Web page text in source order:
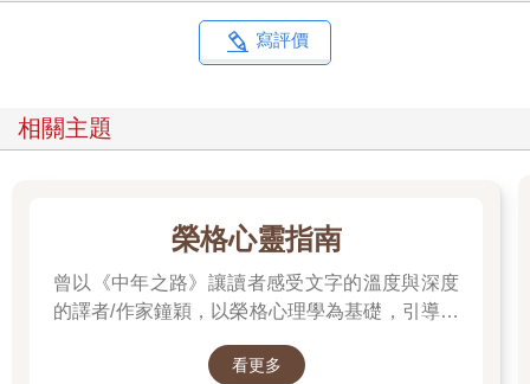
寫評價
相關主題
榮格心靈指南
曾以《中年之路》讓讀者感受文字的溫度與深度
的譯者/作家鐘穎，以榮格心理學為基礎，引導你
間，你是否忘了真正的自己？文字溫柔卻不逃避
看更多